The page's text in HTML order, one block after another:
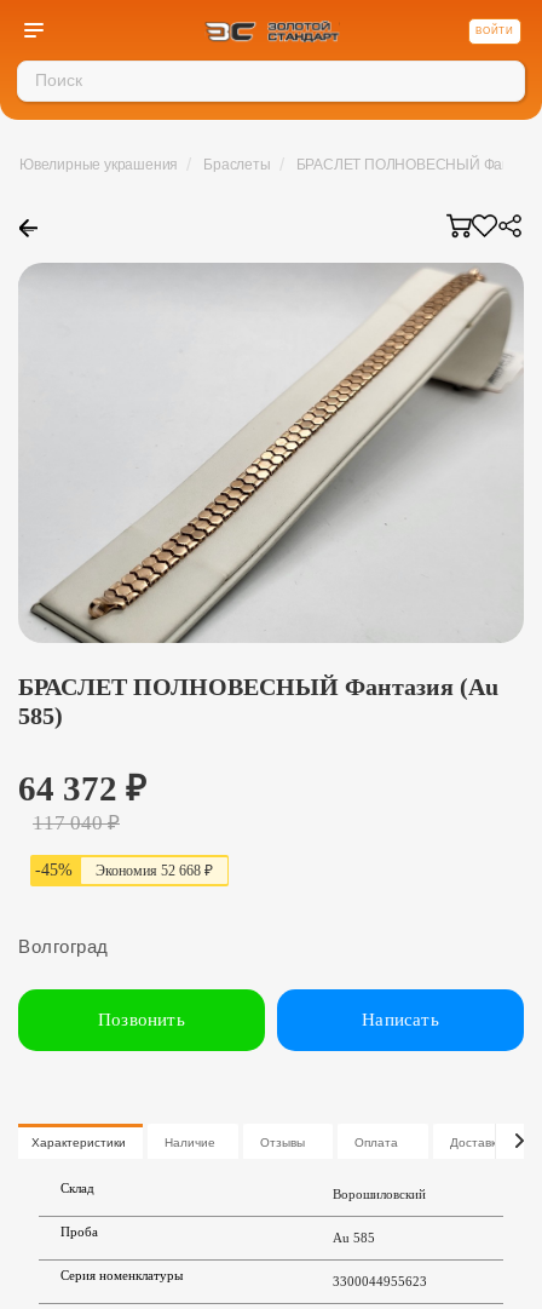
ВОЙТИ
←
Ювелирные украшения / Браслеты / БРАСЛЕТ ПОЛНОВЕСНЫЙ
БРАСЛЕТ ПОЛНОВЕСНЫЙ Фантазия (Au
585)
64 372 ₽
117 040₽
-45% Экономия 52 668 ₽
Волгоград
Позвонить Написать
Характеристики Наличие Отзывы Оплата Доставка
Склад Ворошиловский
Проба Au 585
Серия номенклатуры 3300044955623